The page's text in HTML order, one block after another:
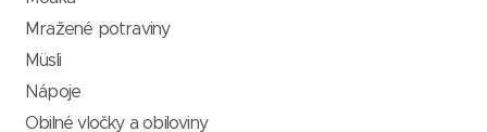
Mražené potraviny
Müsli
Nápoje
Obilné vločky a obiloviny